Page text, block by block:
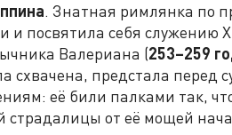
. Знатная римлянка по
и посвятила себя служению
Валериана (253–259
схвачена, предстала перед
её били палками так,
страдалицы от её мощей